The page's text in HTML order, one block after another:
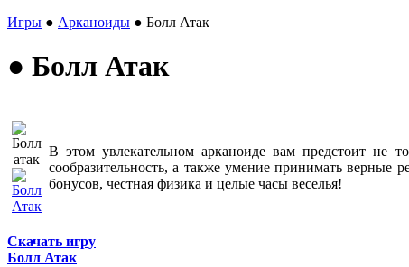
Игры ● Арканоиды ● Болл Атак
● Болл Атак
В этом увлекательном арканоиде вам предстоит не
сообразительность, а также умение принимать
бонусов, честная физика и целые часы веселья!
Скачать игру
Болл Атак